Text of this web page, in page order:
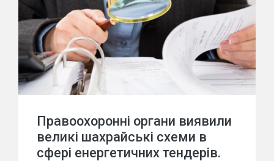
Правоохоронні органи виявили
великі шахрайські схеми в
сфері енергетичних тендерів.